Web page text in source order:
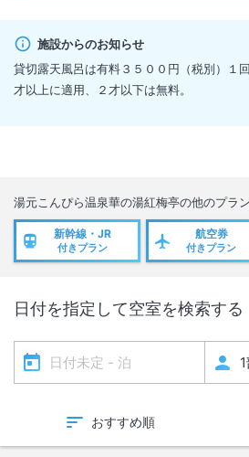
施設からのお知らせ
貸切露天風呂は有料３５００円（税別）１
才以上に適用、２才以下は無料。
湯元こんぴら温泉華の湯紅梅亭の他のプラ
新幹線・JR
付きプラン
航空券
付きプラン
日付を指定して空室を検索する
おすすめ順